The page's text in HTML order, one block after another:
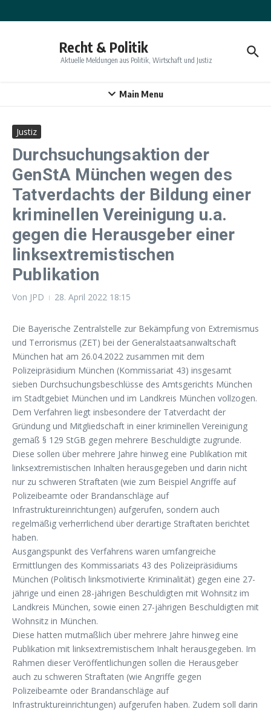
Recht & Politik
Aktuelle Meldungen aus Politik, Wirtschaft und Justiz
Main Menu
Justiz
Durchsuchungsaktion der
GenStA München wegen des
Tatverdachts der Bildung einer
kriminellen Vereinigung u.a.
gegen die Herausgeber einer
linksextremistischen
Publikation
Von JPD 28. April 2022 18:15
Die Bayerische Zentralstelle zur Bekämpfung von Extremismus
und Terrorismus (ZET) bei der Generalstaatsanwaltschaft
München hat am 26.04.2022 zusammen mit dem
Polizeipräsidium München (Kommissariat 43) insgesamt
sieben Durchsuchungsbeschlüsse des Amtsgerichts München
im Stadtgebiet München und im Landkreis München vollzogen.
Dem Verfahren liegt insbesondere der Tatverdacht der
Gründung und Mitgliedschaft in einer kriminellen Vereinigung
gemäß § 129 StGB gegen mehrere Beschuldigte zugrunde.
Diese sollen über mehrere Jahre hinweg eine Publikation mit
linksextremistischen Inhalten herausgegeben und darin nicht
nur zu schweren Straftaten (wie zum Beispiel Angriffe auf
Polizeibeamte oder Brandanschläge auf
Infrastruktureinrichtungen) aufgerufen, sondern auch
regelmäßig verherrlichend über derartige Straftaten berichtet
haben.
Ausgangspunkt des Verfahrens waren umfangreiche
Ermittlungen des Kommissariats 43 des Polizeipräsidiums
München (Politisch linksmotivierte Kriminalität) gegen eine 27-
jährige und einen 28-jährigen Beschuldigten mit Wohnsitz im
Landkreis München, sowie einen 27-jährigen Beschuldigten mit
Wohnsitz in München.
Diese hatten mutmaßlich über mehrere Jahre hinweg eine
Publikation mit linksextremistischem Inhalt herausgegeben. Im
Rahmen dieser Veröffentlichungen sollen die Herausgeber
auch zu schweren Straftaten (wie Angriffe gegen
Polizeibeamte oder Brandanschläge auf
Infrastruktureinrichtungen) aufgerufen haben. Zudem soll darin